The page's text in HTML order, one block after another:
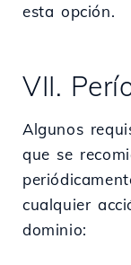
esta opción.
VII.
Algunos
que se
cualquier
dominio: